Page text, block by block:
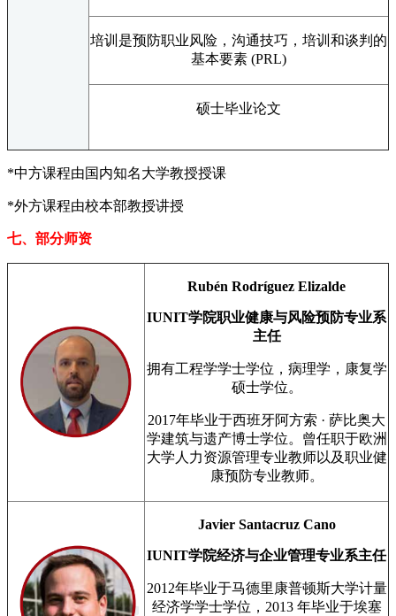
培训是预防职业风险，沟通技巧，培训和谈判的
基本要素 (PRL)
硕士毕业论文
*中方课程由国内知名大学教授授课
*外方课程由校本部教授讲授
七、部分师资
Rubén Rodríguez Elizalde
IUNIT学院职业健康与风险预防专业系
主任
拥有工程学学士学位，病理学，康复学
硕士学位。
2017年毕业于西班牙阿方索 · 萨比奥大
学建筑与遗产博士学位。曾任职于欧洲
大学人力资源管理专业教师以及职业健
康预防专业教师。
Javier Santacruz Cano
IUNIT学院经济与企业管理专业系主任
2012年毕业于马德里康普顿斯大学计量
经济学学士学位，2013 年毕业于埃塞